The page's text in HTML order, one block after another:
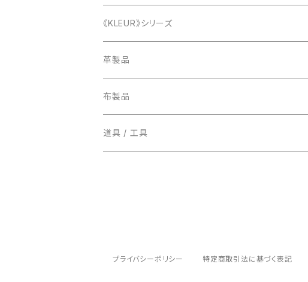
《KLEUR》シリーズ
ミニ
スタンダード
革製品
お財布
マネークリップ
布製品
道具 / 工具
プライバシーポリシー 特定商取引法に基づく表記